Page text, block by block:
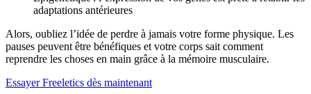
adaptations antérieures
Alors, oubliez l’idée de perdre à jamais votre forme physique. Les
pauses peuvent être bénéfiques et votre corps sait comment
reprendre les choses en main grâce à la mémoire musculaire.
Essayer Freeletics dès maintenant